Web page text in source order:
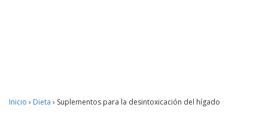
Inicio › Dieta › Suplementos para la desintoxicación del hígado